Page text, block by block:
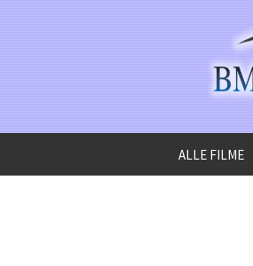
ALLE FILME
The Raid - Uncut